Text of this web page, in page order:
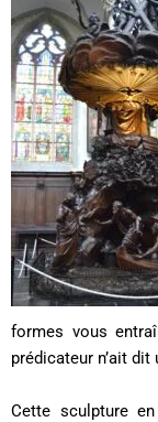
formes vous
prédicateur n’ait
Cette sculpture